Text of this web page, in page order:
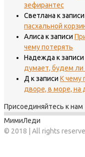
зефирантес
Светлана к записи
пасхальной
Алиса к записи
чему потерять
Надежда к записи
думает, будем ли
Д к записи К чему
дворе, в море, на
Присоединяйтесь к нам
МимиЛеди
© 2018 | All rights